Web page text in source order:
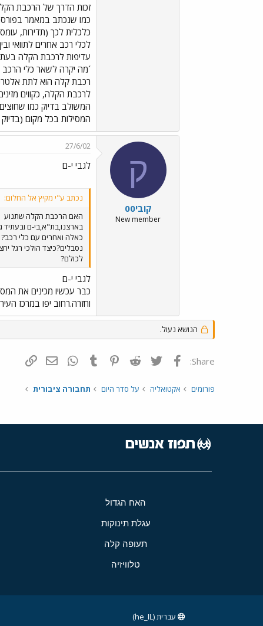
זכות הדרך של הרכבת
כמו שנכתב במאמר
כלכלית לכך (תדירות,
לכלי רכב אחרים לתוואי
עדיפות לרכבת הקלה
´מה יקרה לשאר כלי הרכב
רכבת קלה הוא לתת
לרכבת הקלה, כקווים
המשולב בדיוק כמו
המסילות בכל מקום
ק
קובי00
New member
27/6/02
לגבי י-ם
נכתב ע"י מקיץ אל החלום:
האם הרכבת הקלה שתנוע
בארצנו,בת"א,בי-ם ובעתיד
כאלה ואחרים עם כלי
נסבלים?כיצד הולכי רגל
לכולם?
לגבי י-ם
כבר עכשיו מכינים את
וחזרה.רחוב יפו במרכז
הנושא נעול.
Share: פייסבוק Twitter
Reddit
Pinterest
Tumblr
WhatsAppדואר אלקטרוני
פורומים אקטואליה על סדר היום תחבורה ציבורית
האח הגדול
עגלת תינוקות
תעופה קלה
טלוויזיה
עברית (he_IL)